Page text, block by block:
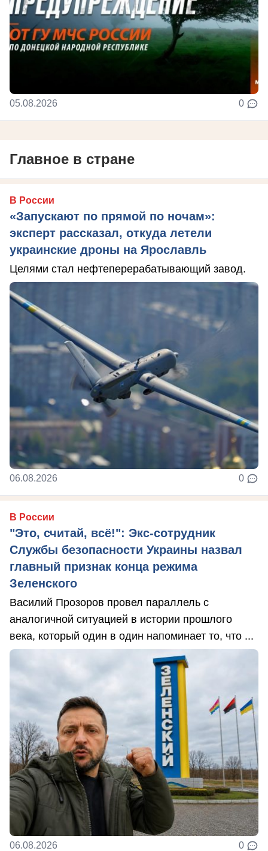
05.08.2026 0
Главное в стране
В России
«Запускают по прямой по ночам»:
эксперт рассказал, откуда летели
украинские дроны на Ярославль
Целями стал нефтеперерабатывающий завод.
06.08.2026 0
В России
"Это, считай, всё!": Экс-сотрудник
Службы безопасности Украины назвал
главный признак конца режима
Зеленского
Василий Прозоров провел параллель с
аналогичной ситуацией в истории прошлого
века, который один в один напоминает то, что ...
06.08.2026 0